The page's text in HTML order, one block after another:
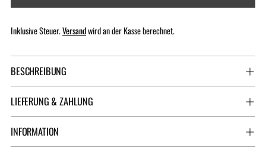
Inklusive Steuer.Versandwird an der Kasse berechnet.
BESCHREIBUNG
LIEFERUNG & ZAHLUNG
INFORMATION